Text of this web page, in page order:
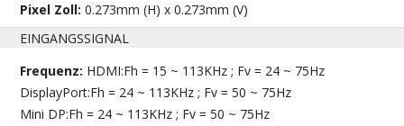
Pixel Zoll:0.273mm (H) x 0.273mm (V)
EINGANGSSIGNAL
Frequenz: HDMI:Fh = 15 ~ 113KHz ; Fv = 24 ~ 75Hz
DisplayPort:Fh = 24 ~ 113KHz ; Fv = 50 ~ 75Hz
Mini DP:Fh = 24 ~ 113KHz ; Fv = 50 ~ 75Hz